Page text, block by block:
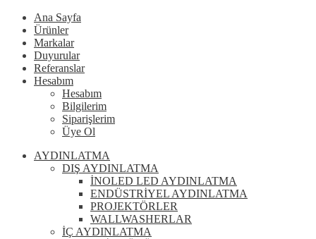
Ana Sayfa
Ürünler
Markalar
Duyurular
Referanslar
Hesabım
Hesabım
Bilgilerim
Siparişlerim
Üye Ol
AYDINLATMA
DIŞ AYDINLATMA
İNOLED LED AYDINLATMA
ENDÜSTRİYEL AYDINLATMA
PROJEKTÖRLER
WALLWASHERLAR
İÇ AYDINLATMA